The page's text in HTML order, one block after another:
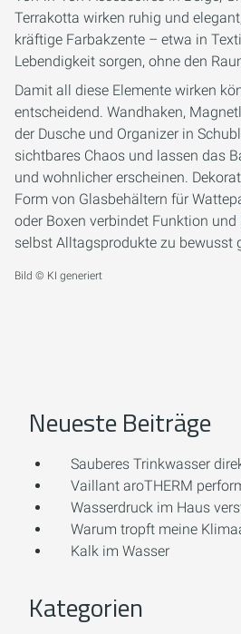
Terrakotta wirken ruhig und
kräftige Farbakzente – etwa in
Lebendigkeit sorgen, ohne den
Damit all diese Elemente wirken
entscheidend. Wandhaken,
der Dusche und Organizer in
sichtbares Chaos und lassen das
und wohnlicher erscheinen.
Form von Glasbehältern für
oder Boxen verbindet Funktion und
selbst Alltagsprodukte zu bewusst
Bild © KI generiert
Neueste Beiträge
Sauberes Trinkwasser
Vaillant aroTHERM
Wasserdruck im Haus
Warum tropft meine
Kalk im Wasser
Kategorien